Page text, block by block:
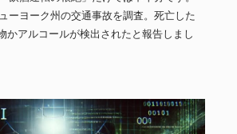
ーヨーク州の交通事故を調査。死亡した
かアルコールが検出されたと報告しまし